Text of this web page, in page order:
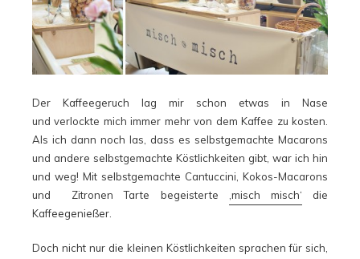
Der Kaffeegeruch lag mir schon etwas in Nase
und verlockte mich immer mehr von dem Kaffee zu kosten.
Als ich dann noch las, dass es selbstgemachte Macarons
und andere selbstgemachte Köstlichkeiten gibt, war ich hin
und weg! Mit selbstgemachte Cantuccini, Kokos-Macarons
und Zitronen Tarte begeisterte
‚misch misch‘ die
Kaffeegenießer.
Doch nicht nur die kleinen Köstlichkeiten sprachen für sich,